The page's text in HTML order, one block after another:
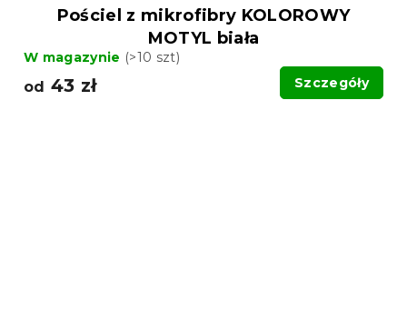
Pościel z mikrofibry KOLOROWY
MOTYL biała
W magazynie (>10 szt)
od 43 zł Szczegóły